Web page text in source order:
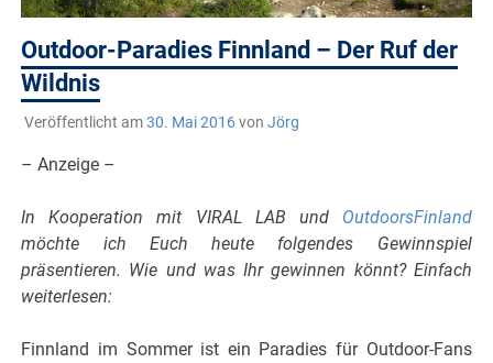
Outdoor-Paradies Finnland – Der Ruf der
Wildnis
Veröffentlicht am30. Mai 2016von Jörg
– Anzeige –
In Kooperation mit VIRAL LAB und OutdoorsFinland
möchte ich Euch heute folgendes Gewinnspiel
präsentieren. Wie und was Ihr gewinnen könnt? Einfach
weiterlesen:
Finnland im Sommer ist ein Paradies für Outdoor-Fans